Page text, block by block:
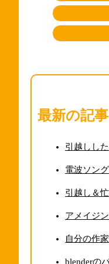
最新の記事
引越しした
電波ソン
引越し＆
アメイジ
自分の作
blenderの